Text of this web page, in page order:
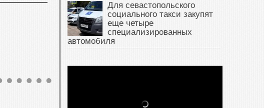
Для севастопольского
социального такси закупят
еще четыре
специализированных
автомобиля